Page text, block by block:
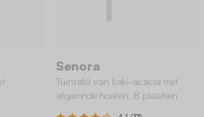
Senora
Tuintafel van kaki-acacia met
afgeronde hoeken, 8 plaatsen